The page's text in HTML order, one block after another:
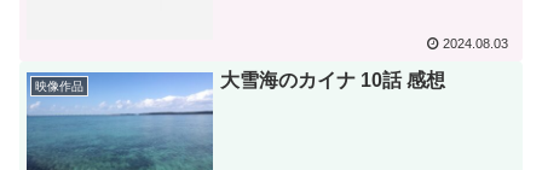
2024.08.03
映像作品 大雪海のカイナ 10話 感想